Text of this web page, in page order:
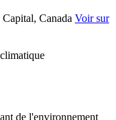
Capital, Canada Voir sur